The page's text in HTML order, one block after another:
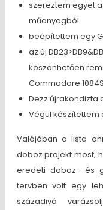
szereztem egyet
műanyagból
beépítettem egy
az új
köszönhetően
Commodore
Dezz újrakondizta
Végül készítettem
Valójában a lista
doboz projekt most,
eredeti doboz- és
tervben volt egy
századivá